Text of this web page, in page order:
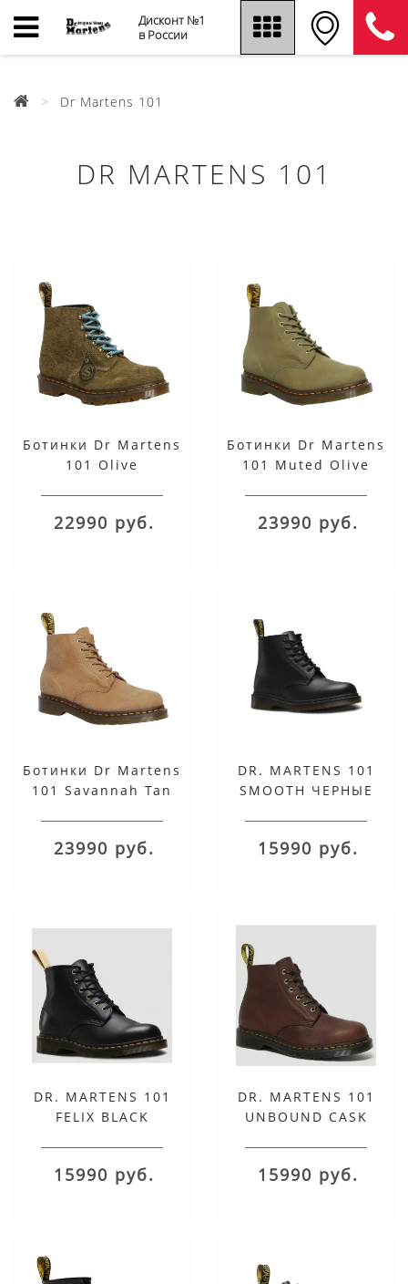
Дисконт №1
в России
Dr Martens 101
DR MARTENS 101
Ботинки Dr Martens
101 Olive
22990 руб.
Ботинки Dr Martens
101 Muted Olive
23990 руб.
Ботинки Dr Martens
101 Savannah Tan
23990 руб.
DR. MARTENS 101
SMOOTH ЧЕРНЫЕ
15990 руб.
DR. MARTENS 101
FELIX BLACK
15990 руб.
DR. MARTENS 101
UNBOUND CASK
15990 руб.